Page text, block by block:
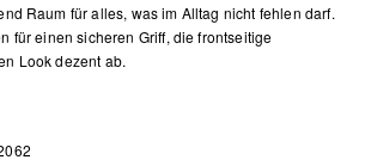
Raum für alles, was im Alltag nicht fehlen darf.
für einen sicheren Griff, die frontseitige
Look dezent ab.